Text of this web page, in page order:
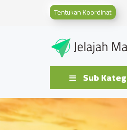
Tentukan Koordinat
Sub